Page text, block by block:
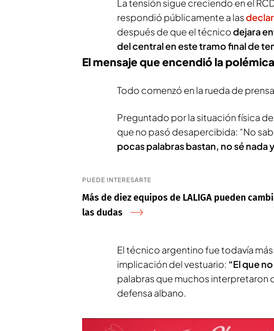
La tensión sigue creciendo en el
respondió públicamente a las
después de que el técnicodejara
del central en este tramo final de
El mensaje que encendió la polémica
Todo comenzó en la rueda de
Preguntado por la situación física
que no pasó desapercibida: “No
pocas palabras bastan, no sé nada
PUEDE INTERESARTE
Más de diez equipos de LALIGA pueden
las dudas
El técnico argentino fue todavía
implicación del vestuario: “El que
palabras que muchos interpretaron
defensa albano.